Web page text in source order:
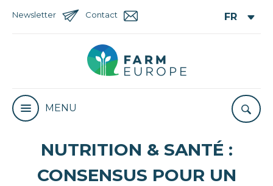
Newsletter Contact
MENU
NUTRITION & SANTÉ :
CONSENSUS POUR UN